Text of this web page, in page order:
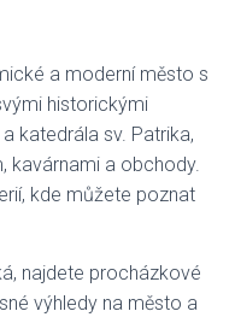
a moderní město s
historickými
katedrála sv. Patrika,
kavárnami a obchody.
kde můžete poznat
najdete procházkové
výhledy na město a